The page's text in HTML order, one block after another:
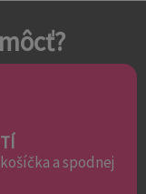
a spodnej